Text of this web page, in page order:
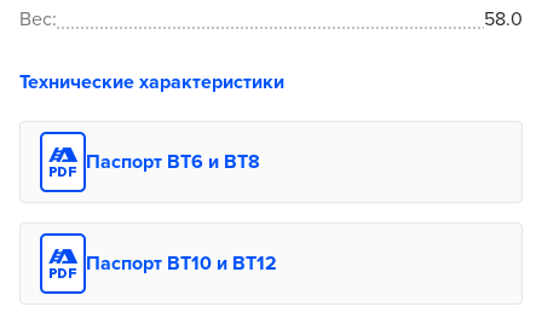
Вес:
58.0
Технические характеристики
Паспорт ВТ6 и ВТ8
Паспорт ВТ10 и ВТ12